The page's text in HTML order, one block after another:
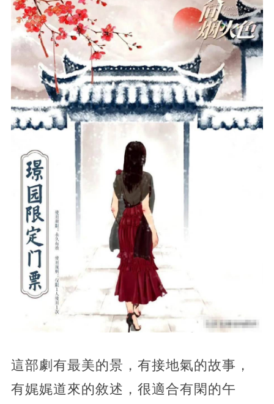
這部劇有最美的景，有接地氣的故事，
有娓娓道來的敘述，很適合有閑的午